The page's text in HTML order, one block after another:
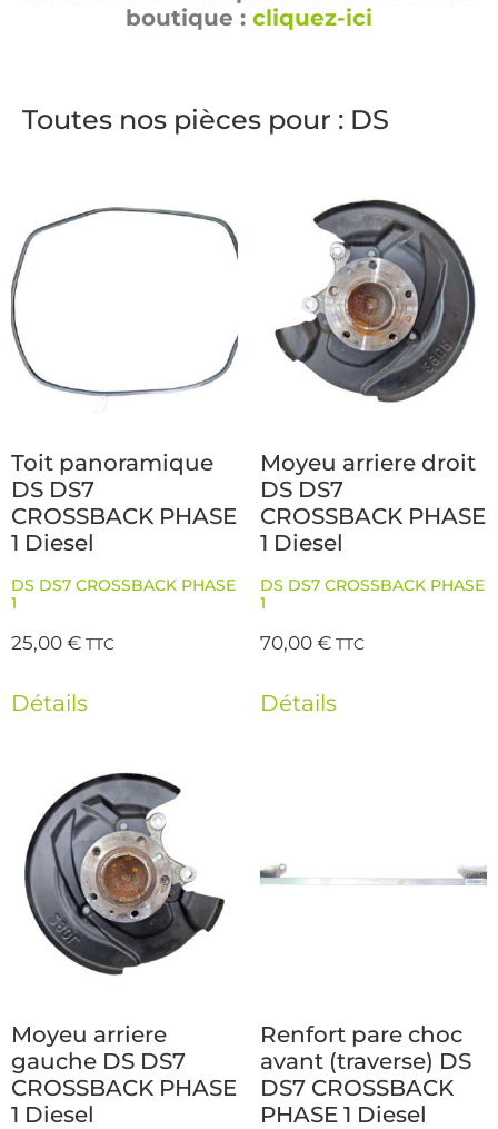
boutique : cliquez-ici
Toutes nos pièces pour : DS
Toit panoramique
DS DS7
CROSSBACK PHASE
1 Diesel
DS DS7 CROSSBACK PHASE
1
25,00€ TTC
Détails
Moyeu arriere droit
DS DS7
CROSSBACK PHASE
1 Diesel
DS DS7 CROSSBACK PHASE
1
70,00€ TTC
Détails
Moyeu arriere
gauche DS DS7
CROSSBACK PHASE
1 Diesel
Renfort pare choc
avant (traverse) DS
DS7 CROSSBACK
PHASE 1 Diesel